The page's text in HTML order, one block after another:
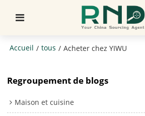
Accueil / tous / Acheter chez YIWU
Regroupement de blogs
Maison et cuisine